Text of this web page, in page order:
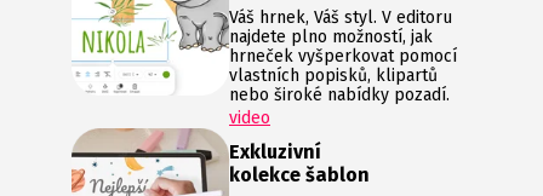
Váš hrnek, Váš styl. V editoru
najdete plno možností, jak
hrneček vyšperkovat pomocí
vlastních popisků, klipartů
nebo široké nabídky pozadí.
video
Exkluzivní
kolekce šablon